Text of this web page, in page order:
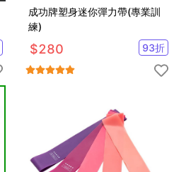
成功牌塑身迷你彈力帶(專業訓
練)
$280 93折